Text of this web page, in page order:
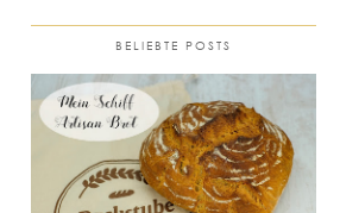
BELIEBTE POSTS